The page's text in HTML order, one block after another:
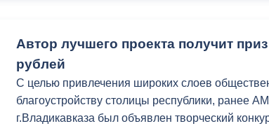
Автор лучшего проекта получит
рублей
С целью привлечения широких слоев
благоустройству столицы республики, ранее
г.Владикавказа был объявлен творческий